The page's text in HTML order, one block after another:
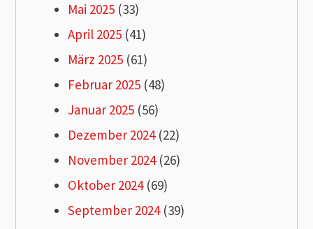
Mai 2025 (33)
April 2025 (41)
März 2025 (61)
Februar 2025 (48)
Januar 2025 (56)
Dezember 2024(22)
November 2024(26)
Oktober 2024(69)
September 2024(39)